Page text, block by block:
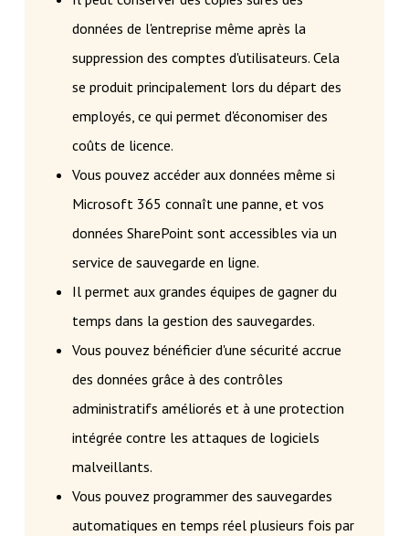
données de l'entreprise même après la
suppression des comptes d'utilisateurs. Cela
se produit principalement lors du départ des
employés, ce qui permet d'économiser des
coûts de licence.
Vous pouvez accéder aux données même si
Microsoft 365 connaît une panne, et vos
données SharePoint sont accessibles via un
service de sauvegarde en ligne.
Il permet aux grandes équipes de gagner du
temps dans la gestion des sauvegardes.
Vous pouvez bénéficier d'une sécurité accrue
des données grâce à des contrôles
administratifs améliorés et à une protection
intégrée contre les attaques de logiciels
malveillants.
Vous pouvez programmer des sauvegardes
automatiques en temps réel plusieurs fois par